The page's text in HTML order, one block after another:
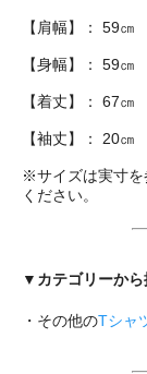
【肩幅】： 59㎝
【身幅】： 59㎝
【着丈】： 67㎝
【袖丈】： 20㎝
※サイズは実寸を
ください。
▼カテゴリーから
・その他のTシャ